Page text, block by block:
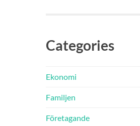
Categories
Ekonomi
Familjen
Företagande